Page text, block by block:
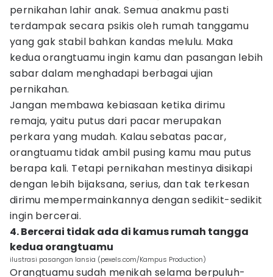
pernikahan lahir anak. Semua anakmu pasti
terdampak secara psikis oleh rumah tanggamu
yang gak stabil bahkan kandas melulu. Maka
kedua orangtuamu ingin kamu dan pasangan lebih
sabar dalam menghadapi berbagai ujian
pernikahan.
Jangan membawa kebiasaan ketika dirimu
remaja, yaitu putus dari pacar merupakan
perkara yang mudah. Kalau sebatas pacar,
orangtuamu tidak ambil pusing kamu mau putus
berapa kali. Tetapi pernikahan mestinya disikapi
dengan lebih bijaksana, serius, dan tak terkesan
dirimu mempermainkannya dengan sedikit-sedikit
ingin bercerai.
4. Bercerai tidak ada di kamus rumah tangga
kedua orangtuamu
ilustrasi pasangan lansia (pexels.com/Kampus Production)
Orangtuamu sudah menikah selama berpuluh-